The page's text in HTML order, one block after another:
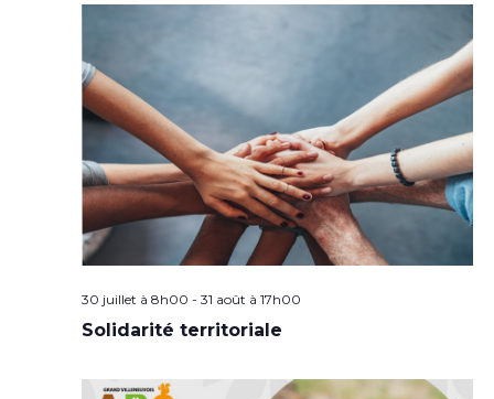
30 juillet à 8h00 - 31 août à 17h00
Solidarité territoriale